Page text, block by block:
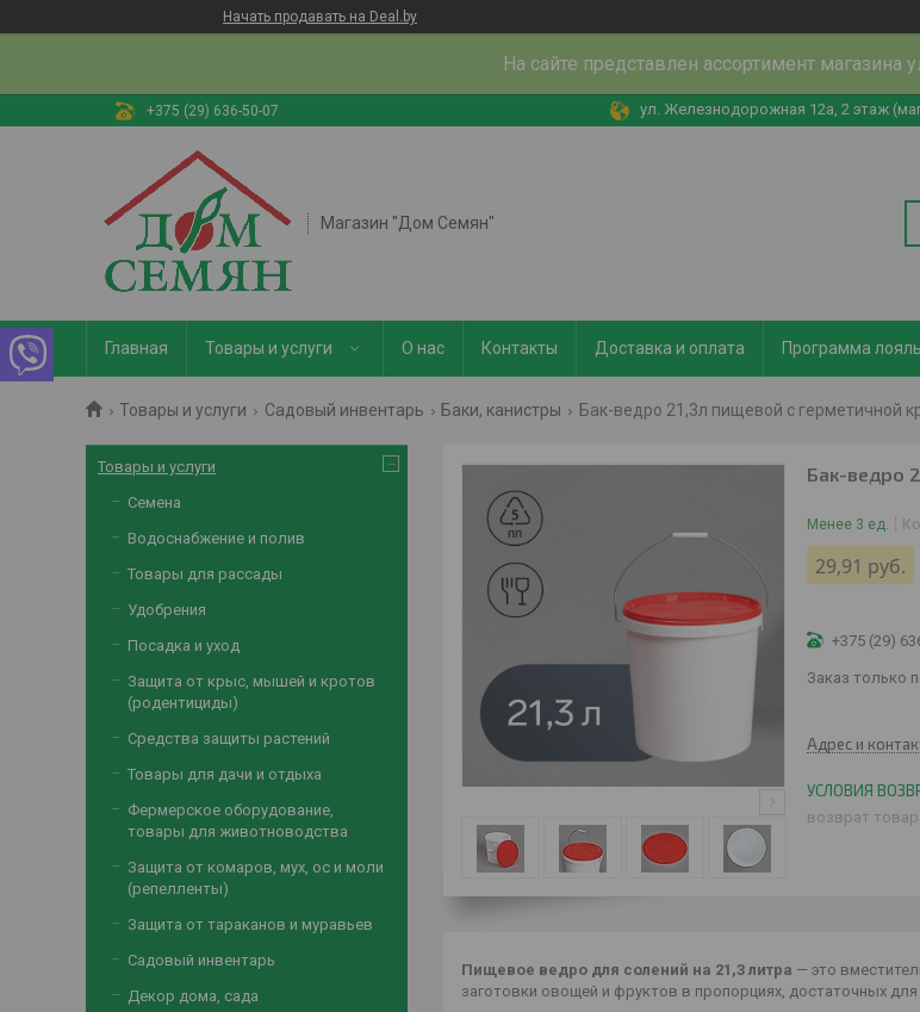
Начать продавать на Deal.by
На сайте представлен ассортимент магазина
+375 (29) 636-50-07 ул. Железнодорожная 12а, 2 этаж
Магазин "Дом Семян"
Главная Товары и услуги О нас Контакты Доставка и оплата Программа
Товары и услуги Садовый инвентарь Баки, канистры Бак-ведро 21,3л пищевой с герметичной
Бак-ведро
Менее 3 ед.
29,91 руб.
+375 (29)
Заказ только
Адрес и
возврат
Пищевое ведро для солений на 21,3 литра — это
заготовки овощей и фруктов в пропорциях, достаточных для
Товары и услуги
Семена
Водоснабжение и полив
Товары для рассады
Удобрения
Посадка и уход
Защита от крыс, мышей и кротов
(родентициды)
Средства защиты растений
Товары для дачи и отдыха
Фермерское оборудование,
товары для животноводства
Защита от комаров, мух, ос и моли
(репелленты)
Защита от тараканов и муравьев
Садовый инвентарь
Декор дома, сада